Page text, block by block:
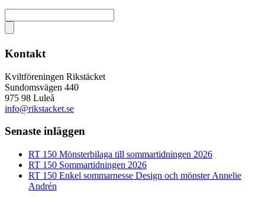
Kontakt
Kviltföreningen Rikstäcket
Sundomsvägen 440
975 98 Luleå
info@rikstacket.se
Senaste inläggen
RT 150 Mönsterbilaga till sommartidningen 2026
RT 150 Sommartidningen 2026
RT 150 Enkel sommarnesse Design och mönster Annelie
Andrén